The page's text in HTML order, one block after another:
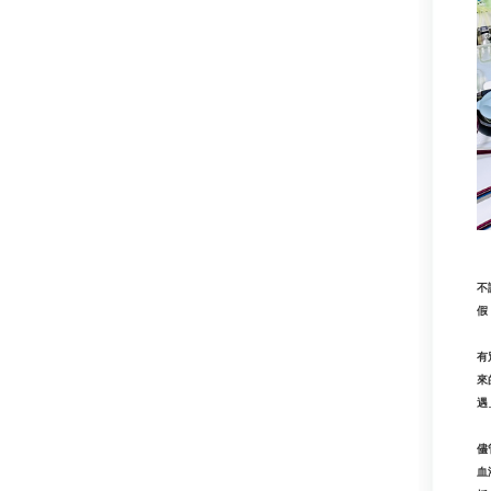
不
假
有
來
遇
儘
血